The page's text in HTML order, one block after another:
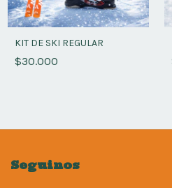
KIT DE SKI REGULAR
$30.000
Seguinos